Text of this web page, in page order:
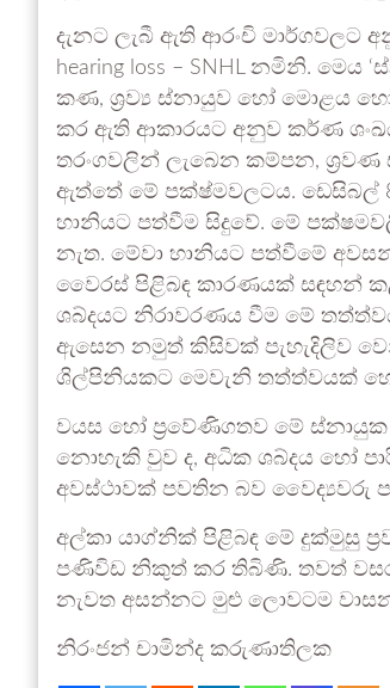
දැනට ලැබී ඇති ආරංචි මාර්ගවලට
hearing loss – SNHL නමිනි.
කණ, ශ්‍රව්‍ය ස්නායුව හෝ මොළය
කර ඇති ආකාරයට අනුව කර්ණ
තරංගවලින් ලැබෙන කම්පන, ශ්‍රවණ
ඇත්තේ මේ පක්ෂ්මවලටය. ඩෙසිබල්
හානියට පත්වීම සිදුවේ. මේ
නැත. මේවා හානියට පත්වීමේ
වෛරස් පිළිබඳ කාරණයක් සඳහන්
ශබ්දයට නිරාවරණය වීම මේ
ඇසෙන නමුත් කිසිවක් පැහැදිලිව
ශිල්පිනියකට මෙවැනි තත්ත්වයක්
වයස හෝ ප්‍රවේණිගතව මේ
නොහැකි වුව ද, අධික ශබ්දය හෝ
අවස්ථාවක් පවතින බව වෛද්‍යවරු
අල්කා යාග්නික් පිළිබඳ මේ දුක්මුසු
පණිවිඩ නිකුත් කර තිබිණි. තවත්
නැවත අසන්නට මුළු ලොවටම
නිරංජන් චාමින්ද කරුණාතිලක